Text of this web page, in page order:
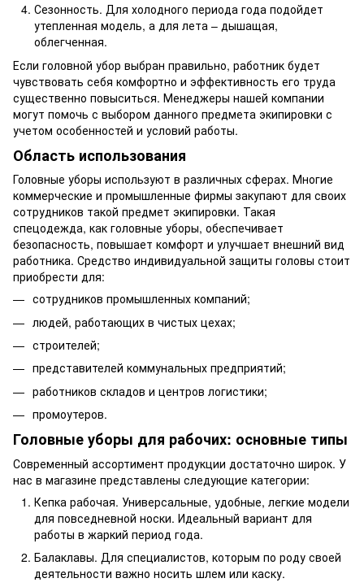
Сезонность. Для холодного периода года подойдет
утепленная модель, а для лета – дышащая,
облегченная.
Если головной убор выбран правильно, работник будет
чувствовать себя комфортно и эффективность его труда
существенно повыситься. Менеджеры нашей компании
могут помочь с выбором данного предмета экипировки с
учетом особенностей и условий работы.
Область использования
Головные уборы используют в различных сферах. Многие
коммерческие и промышленные фирмы закупают для своих
сотрудников такой предмет экипировки. Такая
спецодежда, как головные уборы, обеспечивает
безопасность, повышает комфорт и улучшает внешний вид
работника. Средство индивидуальной защиты головы стоит
приобрести для:
сотрудников промышленных компаний;
людей, работающих в чистых цехах;
строителей;
представителей коммунальных предприятий;
работников складов и центров логистики;
промоутеров.
Головные уборы для рабочих: основные типы
Современный ассортимент продукции достаточно широк. У
нас в магазине представлены следующие категории:
Кепка рабочая. Универсальные, удобные, легкие модели
для повседневной носки. Идеальный вариант для
работы в жаркий период года.
Балаклавы. Для специалистов, которым по роду своей
деятельности важно носить шлем или каску.